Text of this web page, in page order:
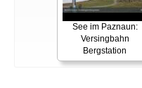
See im Paznaun:
Versingbahn
Bergstation